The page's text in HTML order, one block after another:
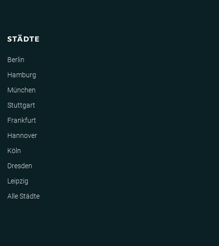
STÄDTE
Berlin
Hamburg
München
Stuttgart
Frankfurt
Hannover
Köln
Dresden
Leipzig
Alle Städte